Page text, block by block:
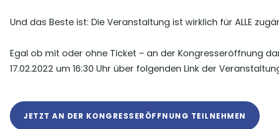
Und das Beste ist: Die Veranstaltung ist wirklich für ALLE
Egal ob mit oder ohne Ticket – an der Kongresseröffnung
17.02.2022 um 16:30 Uhr über folgenden Link der
JETZT AN DER KONGRESSERÖFFNUNG TEILNEHMEN